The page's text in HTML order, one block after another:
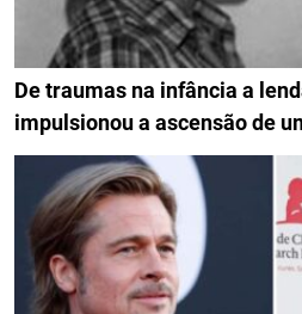
De traumas na infância a
impulsionou a ascensão de